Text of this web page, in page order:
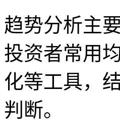
趋势分析主
投资者常用
化等工具，
判断。